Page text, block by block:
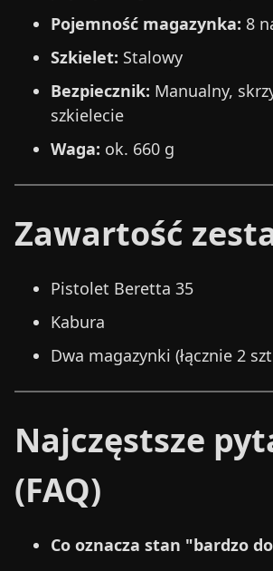
Pojemność magazynka: 8
Szkielet: Stalowy
Bezpiecznik: Manualny,
szkielecie
Waga: ok. 660 g
Zawartość
Pistolet Beretta 35
Kabura
Dwa magazynki (łącznie 2
Najczęstsze
(FAQ)
Co oznacza stan "bardzo